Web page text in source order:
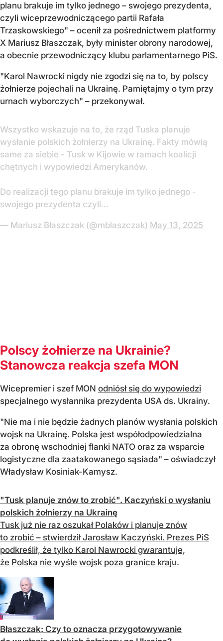
planu brakuje im tylko jednego – swojego prezydenta,
czyli wiceprzewodniczącego partii Rafała
Trzaskowskiego" – ocenił za pośrednictwem platformy
X Mariusz Błaszczak, były minister obrony narodowej,
a obecnie przewodniczący klubu parlamentarnego PiS.
"Karol Nawrocki nigdy nie zgodzi się na to, by polscy
żołnierze pojechali na Ukrainę. Pamiętajmy o tym przy
urnach wyborczych" – przekonywał.
Wszystko wskazuje na to, że rząd Tuska planuje
wysłanie polskich żołnierzy na Ukrainę. Fakty mówią
same za siebie - Tusk w Kijowie w ramach koalicji
chętnych i wypowiedzi Amerykanów.
Do realizacji tego planu brakuje im tylko jednego -
swojego prezydenta czyli…
— Mariusz Błaszczak (@mblaszczak) May 13, 2025
Polscy żołnierze na Ukrainie?
Stanowcza reakcja szefa MON
Wicepremier i szef MON odniósł się do wypowiedzi
specjalnego wysłannika prezydenta USA ds. Ukrainy.
"Nie ma i nie będzie żadnych planów wysłania polskich
wojsk na Ukrainę. Polska jest współodpowiedzialna
za obronę wschodniej flanki NATO oraz za wsparcie
logistyczne dla zaatakowanego sąsiada" – oświadczył
Władysław Kosiniak-Kamysz.
"Tusk planuje znów to zrobić". Kaczyński o wysłaniu
polskich żołnierzy na Ukrainę
Tusk już nie raz oszukał Polaków i planuje znów
to zrobić – stwierdził Jarosław Kaczyński. Prezes PiS
podkreślił, że tylko Karol Nawrocki gwarantuje,
że Polska nie wyśle wojsk poza granice kraju.
Błaszczak: Czy to oznacza przygotowywanie